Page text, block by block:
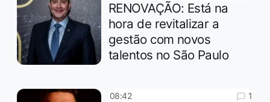
RENOVAÇÃO: Está na
hora de revitalizar a
gestão com novos
talentos no São Paulo
08:42 1